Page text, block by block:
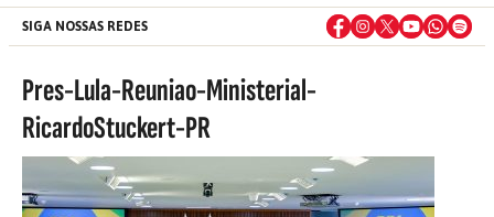
SIGA NOSSAS REDES
Pres-Lula-Reuniao-Ministerial-
RicardoStuckert-PR